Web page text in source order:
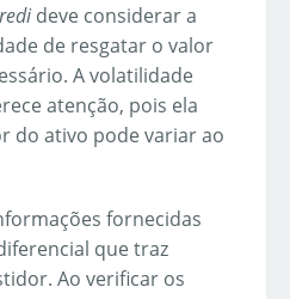
deve considerar a
de resgatar o valor
A volatilidade
atenção, pois ela
do ativo pode variar ao
fornecidas
que traz
Ao verificar os